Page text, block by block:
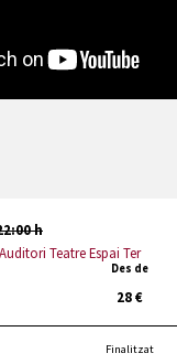
h
Auditori Teatre Espai Ter
Des de
28 €
Finalitzat